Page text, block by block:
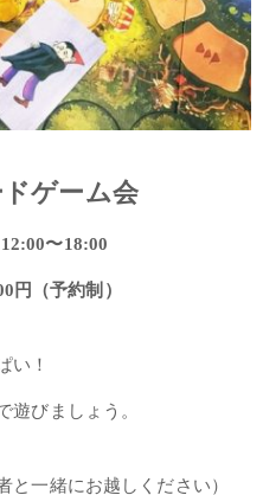
ゲーム会
〜18:00
（予約制）
い！
遊びましょう。
と一緒にお越しください）